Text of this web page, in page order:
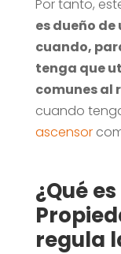
Por tanto,
es dueño
cuando,
tenga que
comunes al
cuando
ascensor
¿Qué
regula